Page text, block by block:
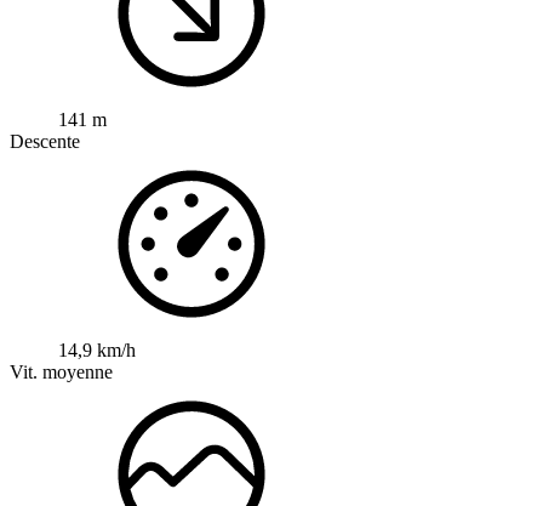
141 m
Descente
14,9 km/h
Vit. moyenne